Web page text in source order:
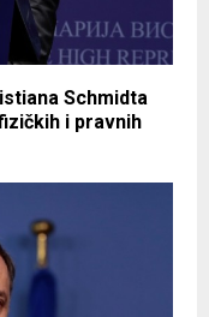
Schmidta
i pravnih